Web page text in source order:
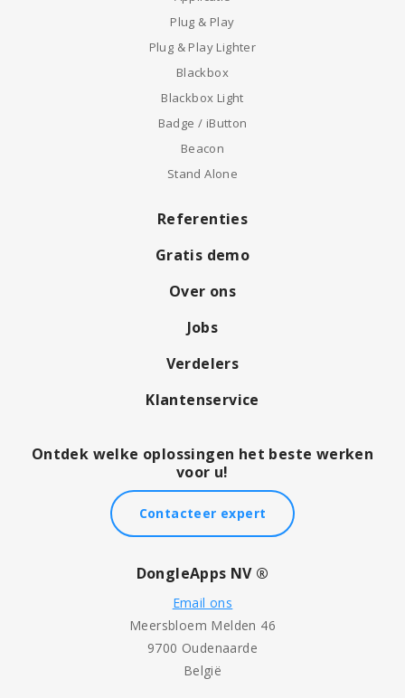
Plug & Play
Plug & Play Lighter
Blackbox
Blackbox Light
Badge / iButton
Beacon
Stand Alone
Referenties
Gratis demo
Over ons
Jobs
Verdelers
Klantenservice
Ontdek welke oplossingen het beste werken
voor u!
Contacteer expert
DongleApps NV ®
Email ons
Meersbloem Melden 46
9700 Oudenaarde
België